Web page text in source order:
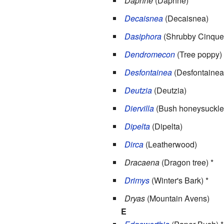
Decaisnea(Decaisnea)
Dasiphora(Shrubby
Dendromecon(Tree poppy)
Desfontainea
Deutzia(Deutzia)
Diervilla(Bush
Dipelta(Dipelta)
Dirca(Leatherwood)
Dracaena(Dragon tree) *
Drimys(Winter's Bark) *
Dryas(Mountain Avens)
E